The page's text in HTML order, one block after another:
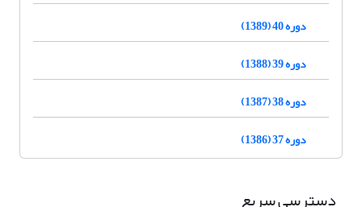
دوره 40 (1389)
دوره 39 (1388)
دوره 38 (1387)
دوره 37 (1386)
دسترسی سریع